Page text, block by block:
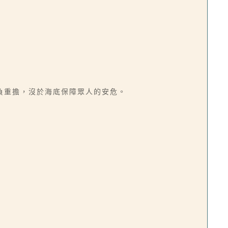
擔，沒於海底保障眾人的安危。